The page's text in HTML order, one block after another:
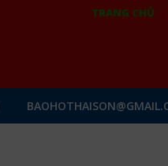
TRANG CHỦ